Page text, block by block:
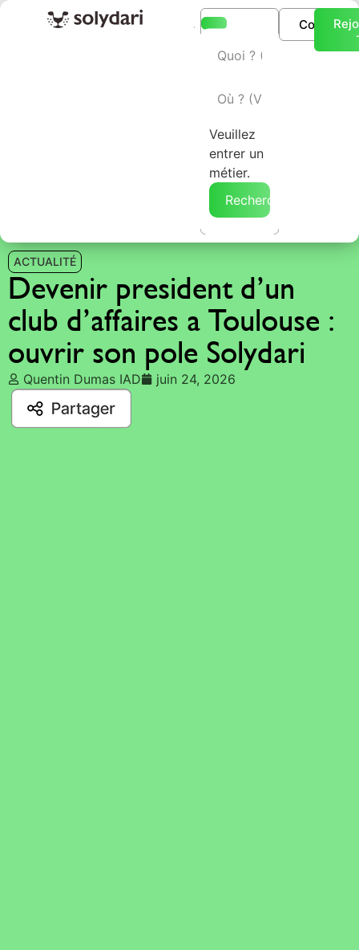
Veuillez
entrer un
métier.
Rechercher →
ACTUALITÉ
Devenir president d’un
club d’affaires a Toulouse :
ouvrir son pole Solydari
Quentin Dumas IAD juin 24, 2026